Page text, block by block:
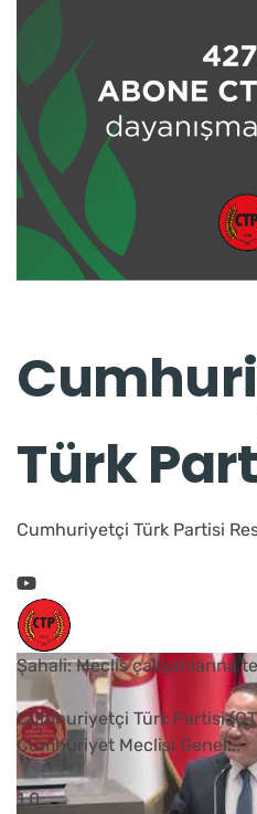
Türk
Cumhuriyetçi Türk Partisi
Şahali: Meclis çalışanlarına
Cumhuriyetçi Türk Partisi
Cumhuriyet Meclisi Genel...
1 0